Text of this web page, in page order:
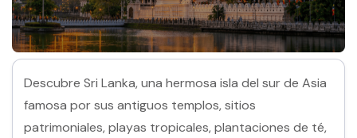
Descubre Sri Lanka, una hermosa isla del sur de Asia
famosa por sus antiguos templos, sitios
patrimoniales, playas tropicales, plantaciones de té,